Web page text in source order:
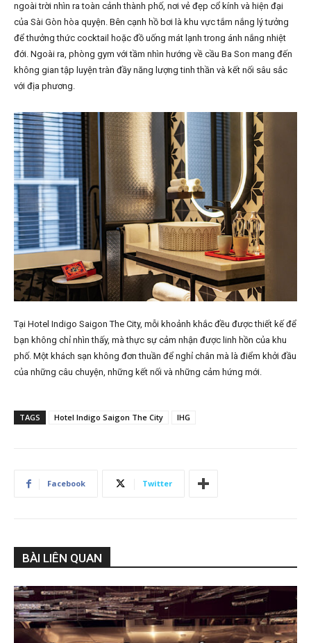
ngoài trời nhìn ra toàn cảnh thành phố, nơi vẻ đẹp cổ kính và hiện đại
của Sài Gòn hòa quyện. Bên cạnh hồ bơi là khu vực tắm nắng lý tưởng
để thưởng thức cocktail hoặc đồ uống mát lạnh trong ánh nắng nhiệt
đới. Ngoài ra, phòng gym với tầm nhìn hướng về cầu Ba Son mang đến
không gian tập luyện tràn đầy năng lượng tinh thần và kết nối sâu sắc
với địa phương.
Tại Hotel Indigo Saigon The City, mỗi khoảnh khắc đều được thiết kế để
bạn không chỉ nhìn thấy, mà thực sự cảm nhận được linh hồn của khu
phố. Một khách sạn không đơn thuần để nghỉ chân mà là điểm khởi đầu
của những câu chuyện, những kết nối và những cảm hứng mới.
TAGS Hotel Indigo Saigon The City IHG
Facebook Twitter
BÀI LIÊN QUAN